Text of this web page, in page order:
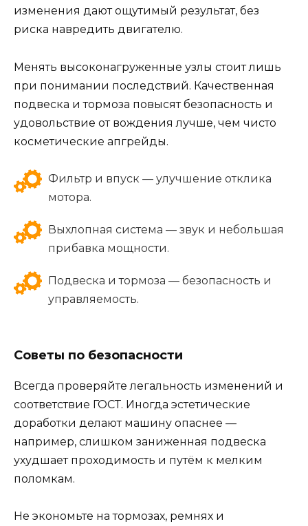
изменения дают ощутимый результат, без
риска навредить двигателю.
Менять высоконагруженные узлы стоит лишь
при понимании последствий. Качественная
подвеска и тормоза повысят безопасность и
удовольствие от вождения лучше, чем чисто
косметические апгрейды.
Фильтр и впуск — улучшение отклика
мотора.
Выхлопная система — звук и небольшая
прибавка мощности.
Подвеска и тормоза — безопасность и
управляемость.
Советы по безопасности
Всегда проверяйте легальность изменений и
соответствие ГОСТ. Иногда эстетические
доработки делают машину опаснее —
например, слишком заниженная подвеска
ухудшает проходимость и путём к мелким
поломкам.
Не экономьте на тормозах, ремнях и